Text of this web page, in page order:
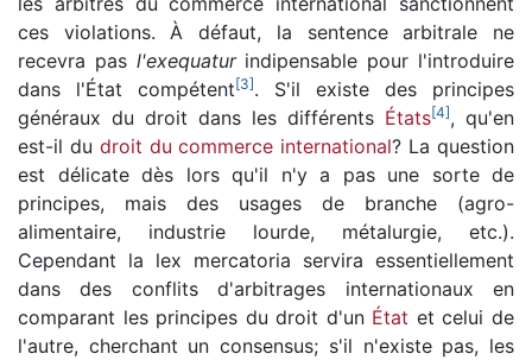
ces violations. À défaut, la sentence arbitrale ne
recevra pas l'exequaturindipensable pour l'introduire
dans l'État compétent[3]. S'il existe des principes
généraux du droit dans les différents États[4], qu'en
est-il du droit du commerce international? La question
est délicate dès lors qu'il n'y a pas une sorte de
principes, mais des usages de branche (agro-
alimentaire, industrie lourde, métalurgie, etc.).
Cependant la lex mercatoria servira essentiellement
dans des conflits d'arbitrages internationaux en
comparant les principes du droit d'un État et celui de
l'autre, cherchant un consensus; s'il n'existe pas, les